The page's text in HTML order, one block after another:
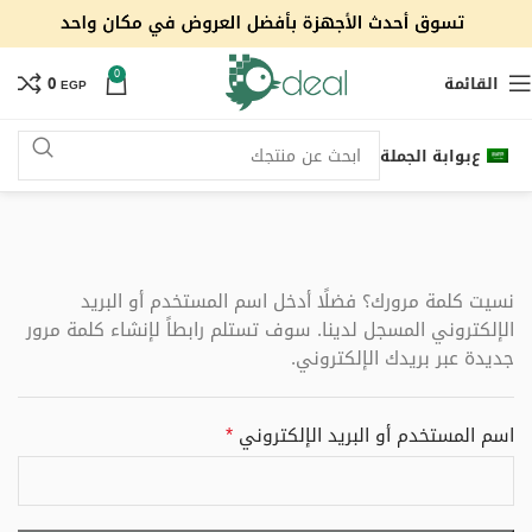
القائمة 0
0EGP
عبوابة الجملة
نسيت كلمة مرورك؟ فضلًا أدخل اسم المستخدم أو البريد
الإلكتروني المسجل لدينا. سوف تستلم رابطاً لإنشاء كلمة مرور
جديدة عبر بريدك الإلكتروني.
اسم المستخدم أو البريد الإلكتروني *